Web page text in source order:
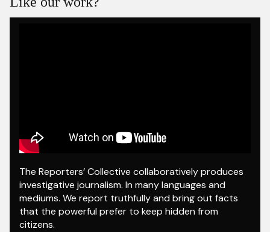
The Reporters’ Collective collaboratively produces
investigative journalism. In many languages and
mediums. We report truthfully and bring out facts
that the powerful prefer to keep hidden from
citizens.